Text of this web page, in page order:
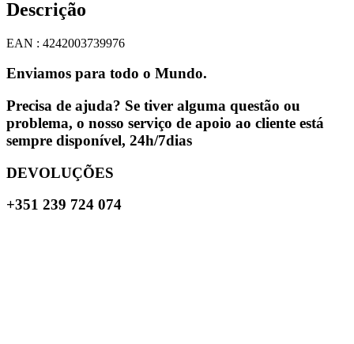
Descrição
EAN : 4242003739976
Enviamos para todo o Mundo.
Precisa de ajuda? Se tiver alguma questão ou
problema, o nosso serviço de apoio ao cliente está
sempre disponível, 24h/7dias
DEVOLUÇÕES
+351 239 724 074